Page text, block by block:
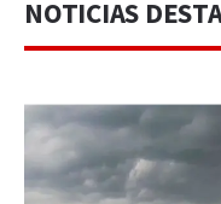
NOTICIAS